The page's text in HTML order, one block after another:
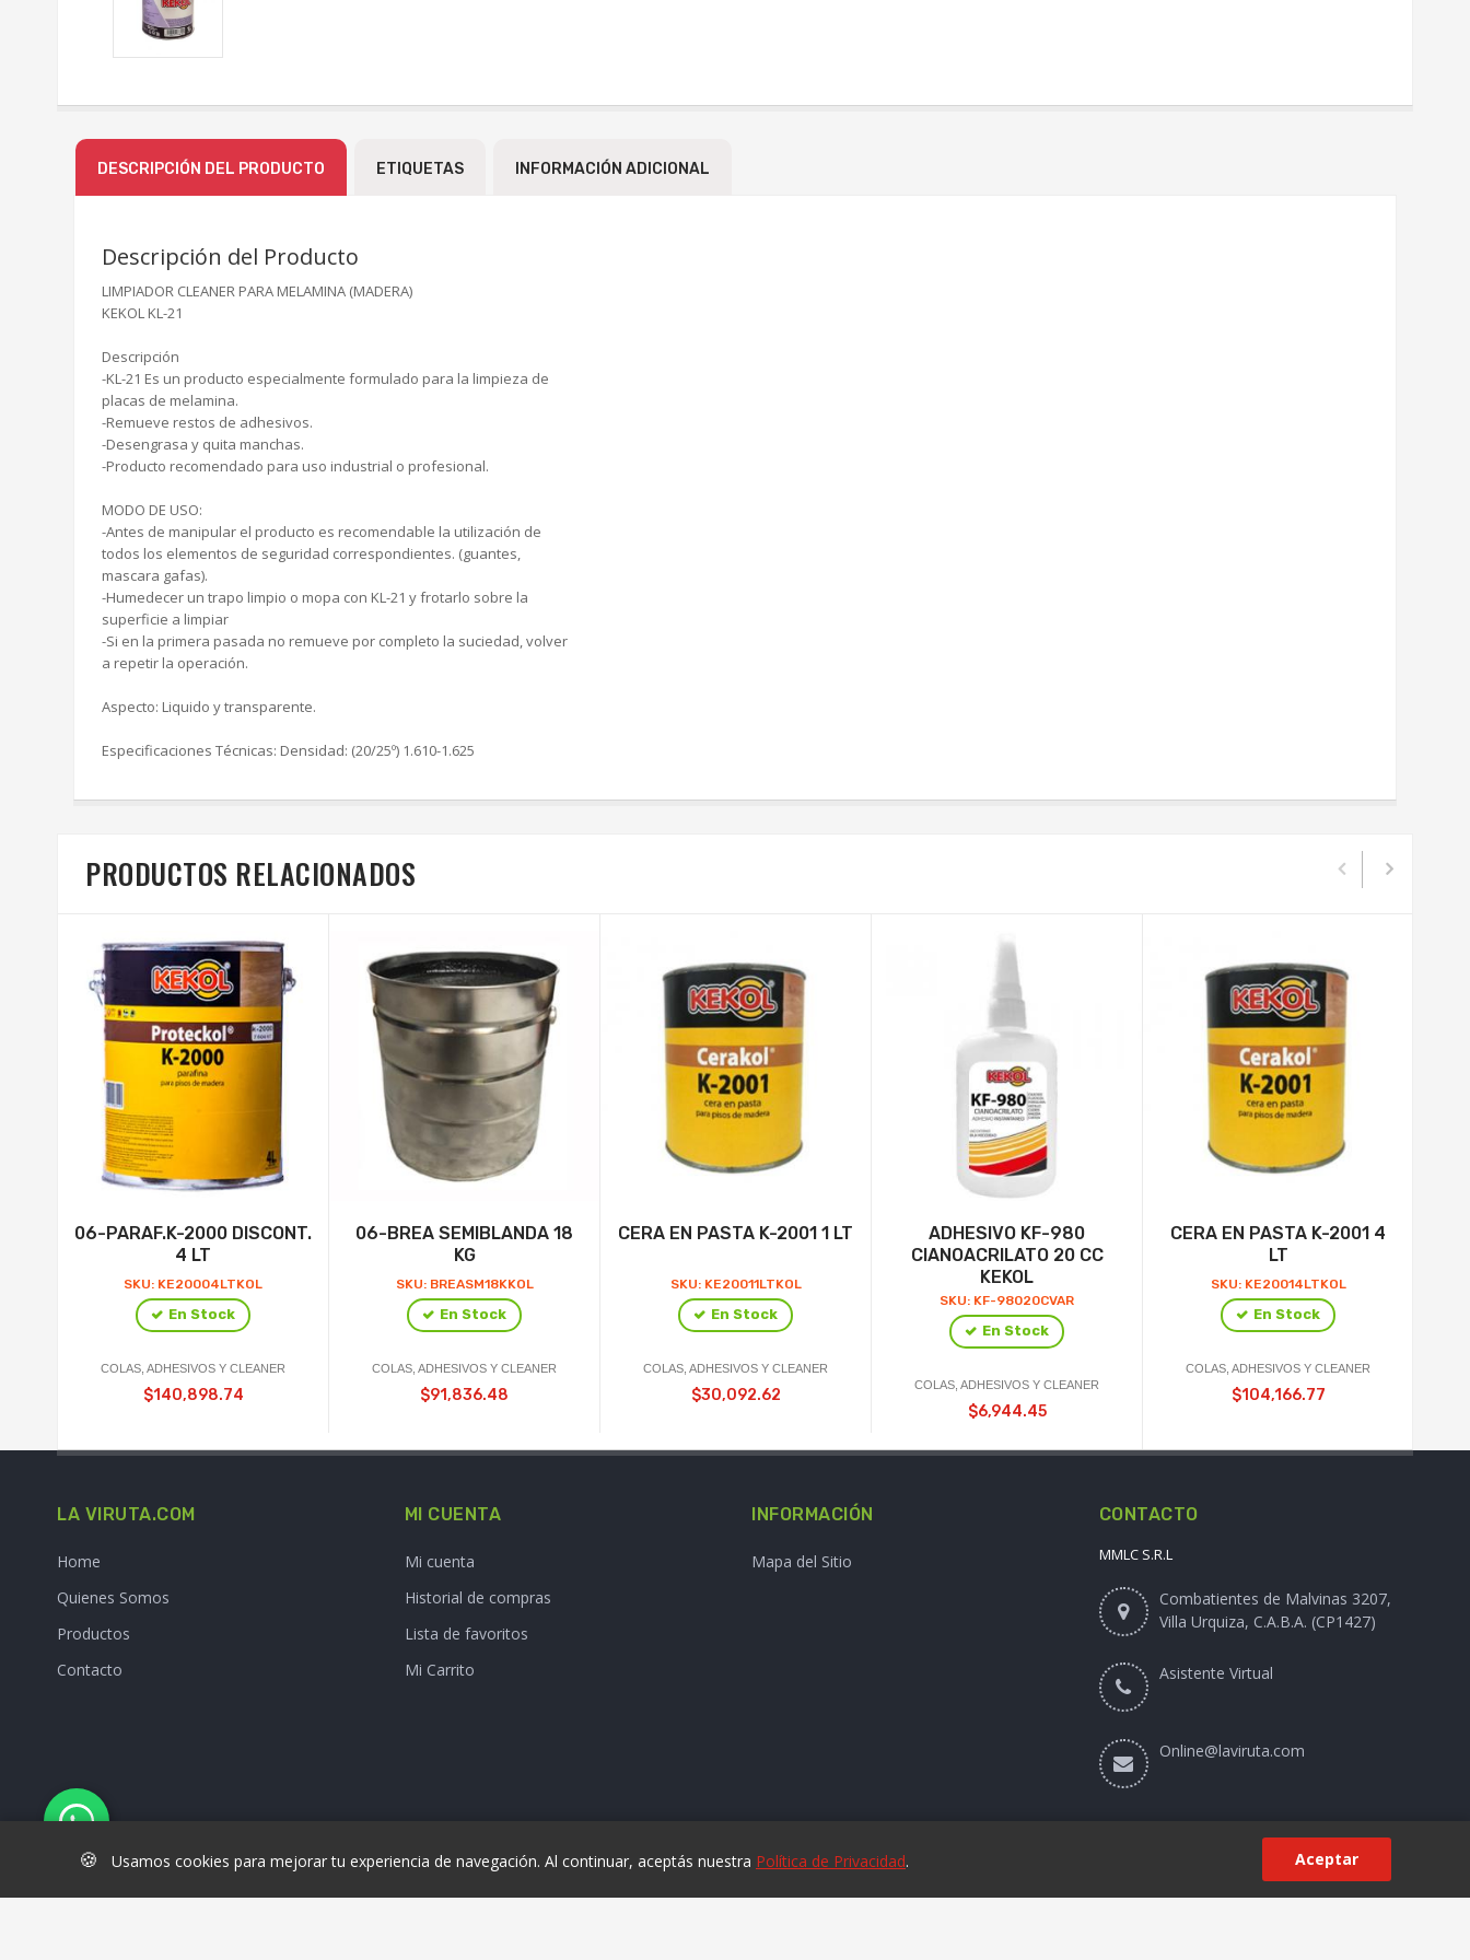
DESCRIPCIÓN DEL PRODUCTO ETIQUETAS INFORMACIÓN ADICIONAL
Descripción del Producto
LIMPIADOR CLEANER PARA MELAMINA (MADERA)
KEKOL KL-21
Descripción
-KL-21 Es un producto especialmente formulado para la limpieza de
placas de melamina.
-Remueve restos de adhesivos.
-Desengrasa y quita manchas.
-Producto recomendado para uso industrial o profesional.
MODO DE USO:
-Antes de manipular el producto es recomendable la utilización de
todos los elementos de seguridad correspondientes. (guantes,
mascara gafas).
-Humedecer un trapo limpio o mopa con KL-21 y frotarlo sobre la
superficie a limpiar
-Si en la primera pasada no remueve por completo la suciedad, volver
a repetir la operación.
Aspecto: Liquido y transparente.
Especificaciones Técnicas: Densidad: (20/25º) 1.610-1.625
PRODUCTOS RELACIONADOS
06-PARAF.K-2000 DISCONT.
4 LT
SKU: KE20004LTKOL
En Stock
COLAS, ADHESIVOS Y CLEANER
$140,898.74
06-BREA SEMIBLANDA 18
KG
SKU: BREASM18KKOL
En Stock
COLAS, ADHESIVOS Y CLEANER
$91,836.48
CERA EN PASTA K-2001 1 LT
SKU: KE20011LTKOL
En Stock
COLAS, ADHESIVOS Y CLEANER
$30,092.62
ADHESIVO KF-980
CIANOACRILATO 20 CC
KEKOL
SKU: KF-98020CVAR
En Stock
COLAS, ADHESIVOS Y CLEANER
$6,944.45
CERA EN PASTA K-2001 4
LT
SKU: KE20014LTKOL
En Stock
COLAS, ADHESIVOS Y CLEANER
$104,166.77
LA VIRUTA.COM
Home
Quienes Somos
Productos
Contacto
MI CUENTA
Mi cuenta
Historial de compras
Lista de favoritos
Mi Carrito
INFORMACIÓN
Mapa del Sitio
CONTACTO
MMLC S.R.L
Combatientes de Malvinas 3207,
Villa Urquiza, C.A.B.A. (CP1427)
Asistente Virtual
Online@laviruta.com
🍪 Usamos cookies para mejorar tu experiencia de navegación. Al continuar, aceptás nuestra Política de Privacidad. Aceptar